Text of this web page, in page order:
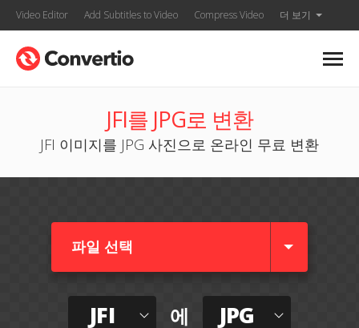
Video Editor Add Subtitles to Video Compress Video 더 보기
JFI를 JPG로 변환
JFI 이미지를 JPG 사진으로 온라인 무료 변환
파일 선택
JFI 에 JPG